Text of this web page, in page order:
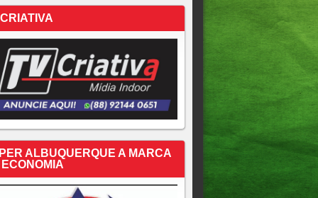
ALBUQUERQUE A MARCA
ECONOMIA